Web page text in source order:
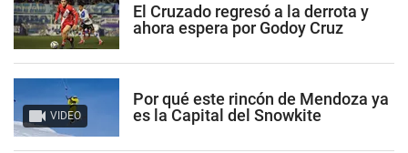
El Cruzado regresó a la derrota y
ahora espera por Godoy Cruz
VIDEO
Por qué este rincón de Mendoza ya
es la Capital del Snowkite